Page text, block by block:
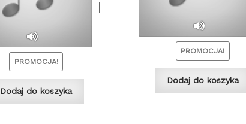
PROMOCJA!
Dodaj do koszyka
PROMOCJA!
Dodaj do koszyka